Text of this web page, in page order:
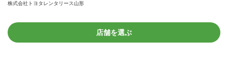
株式会社トヨタレンタリース山形
店舗を選ぶ